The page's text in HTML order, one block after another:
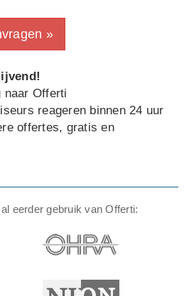
»
naar Offerti
reageren binnen 24 uur
offertes, gratis en
eerder gebruik van Offerti: